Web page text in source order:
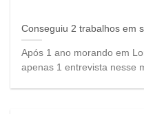
Conseguiu 2 trabalhos em
Após 1 ano morando em
apenas 1 entrevista nesse